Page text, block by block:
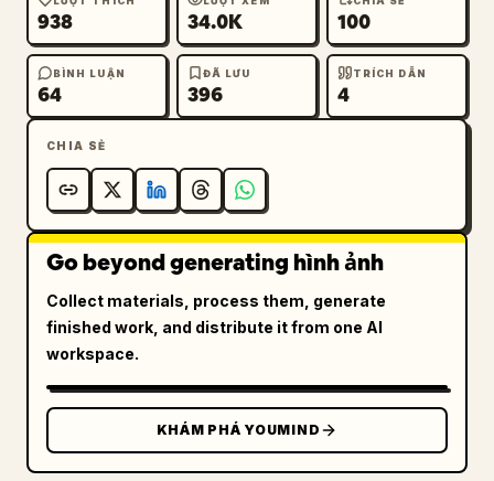
938 34.0K 100
BÌNH LUẬN
64
ĐÃ LƯU
396
TRÍCH DẪN
4
CHIA SẺ
Go beyond generating hình ảnh
Collect materials, process them, generate
finished work, and distribute it from one AI
workspace.
KHÁM PHÁ YOUMIND